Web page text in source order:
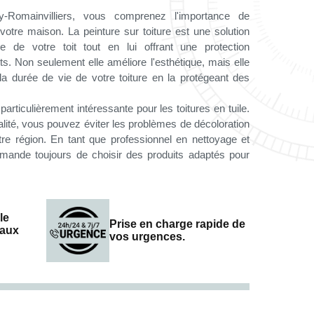
vous comprenez l'importance de
maison. La peinture sur toiture est une solution
de votre toit tout en lui offrant une protection
Non seulement elle améliore l'esthétique, mais elle
durée de vie de votre toiture en la protégeant des
intéressante pour les toitures en tuile.
vous pouvez éviter les problèmes de décoloration
région. En tant que professionnel en nettoyage et
toujours de choisir des produits adaptés pour
Prise en charge rapide de
vos urgences.